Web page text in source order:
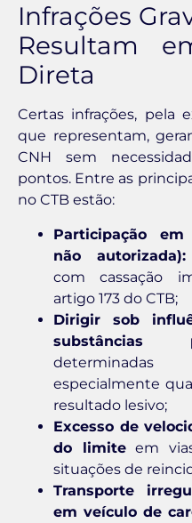
Infrações
Resultam
Direta
Certas infrações, pela
que representam,
CNH sem
pontos. Entre as
no CTB estão:
Participação
não autorizada):
com cassação
artigo 173 do CTB;
Dirigir sob
substâncias
especialmente
resultado lesivo;
Excesso de
do limiteem
situações de
Transporte
em veículo de